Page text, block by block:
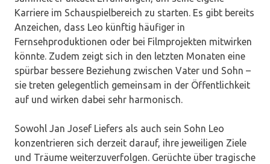
Karriere im Schauspielbereich zu starten. Es gibt bereits
Anzeichen, dass Leo künftig häufiger in
Fernsehproduktionen oder bei Filmprojekten mitwirken
könnte. Zudem zeigt sich in den letzten Monaten eine
spürbar bessere Beziehung zwischen Vater und Sohn –
sie treten gelegentlich gemeinsam in der Öffentlichkeit
auf und wirken dabei sehr harmonisch.
Sowohl Jan Josef Liefers als auch sein Sohn Leo
konzentrieren sich derzeit darauf, ihre jeweiligen Ziele
und Träume weiterzuverfolgen. Gerüchte über tragische